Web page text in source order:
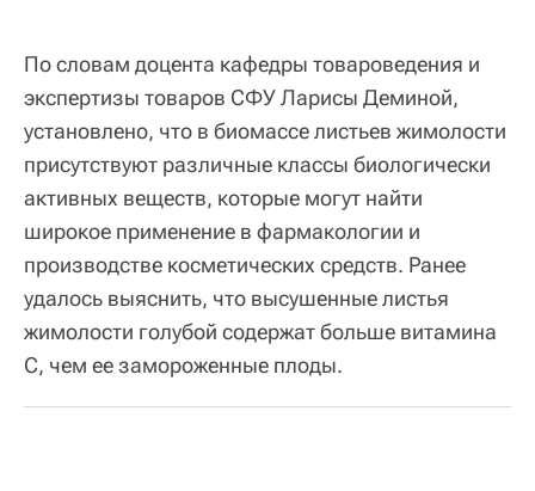
По словам доцента кафедры товароведения и
экспертизы товаров СФУ Ларисы Деминой,
установлено, что в биомассе листьев жимолости
присутствуют различные классы биологически
активных веществ, которые могут найти
широкое применение в фармакологии и
производстве косметических средств. Ранее
удалось выяснить, что высушенные листья
жимолости голубой содержат больше витамина
С, чем ее замороженные плоды.